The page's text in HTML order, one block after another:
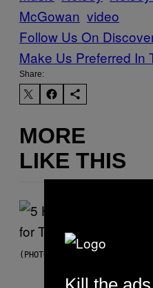
McGowan video
Follow Us On
Make Us Preferred In
Share:
MORE
LIKE THIS
(PHOTO BY STEVE GRANITZ/